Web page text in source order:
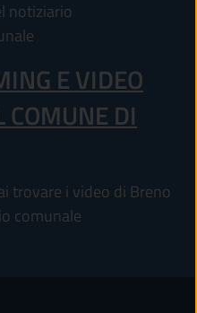
notiziario
E VIDEO
DI
trovare i video di Breno
comunale